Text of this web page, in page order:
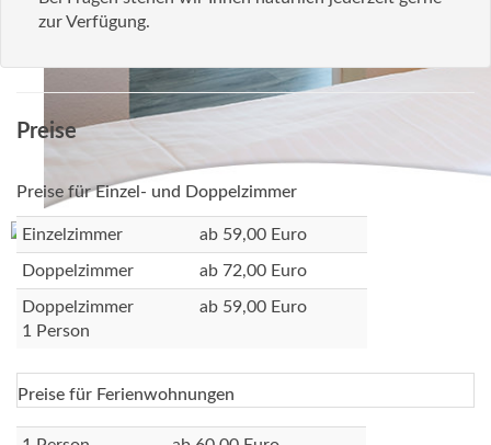
zur Verfügung.
Preise
Preise für Einzel- und Doppelzimmer
Einzelzimmer ab 59,00 Euro
Doppelzimmer ab 72,00 Euro
Doppelzimmer
1 Person
ab 59,00 Euro
Preise für Ferienwohnungen